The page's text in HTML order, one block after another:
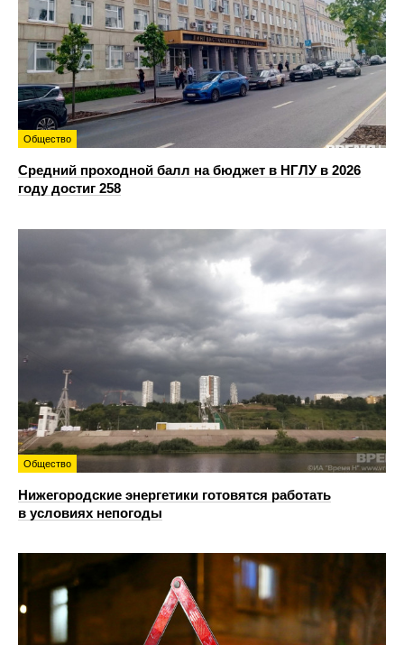
Общество
Средний проходной балл на бюджет в НГЛУ в 2026
году достиг 258
Общество
Нижегородские энергетики готовятся работать
в условиях непогоды